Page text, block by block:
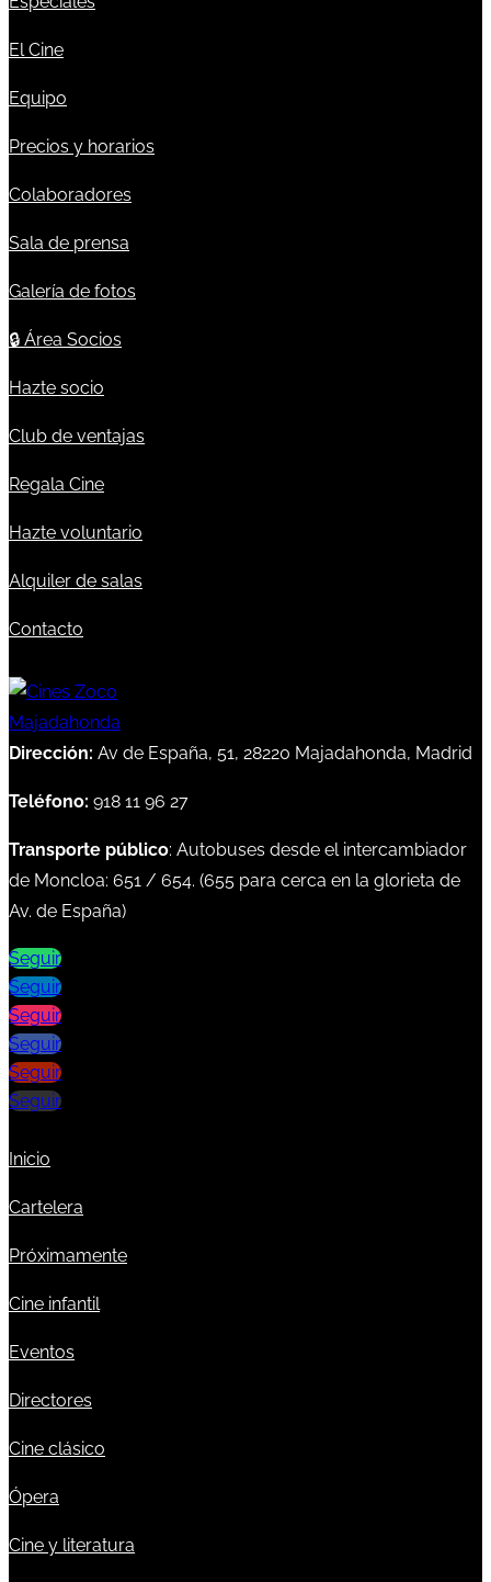
El Cine
Equipo
Precios y horarios
Colaboradores
Sala de prensa
Galería de fotos
🔒 Área Socios
Hazte socio
Club de ventajas
Regala Cine
Hazte voluntario
Alquiler de salas
Contacto
Dirección: Av de España, 51, 28220 Majadahonda, Madrid
Teléfono: 918 11 96 27
Transporte público: Autobuses desde el intercambiador
de Moncloa: 651 / 654. (655 para cerca en la glorieta de
Av. de España)
Seguir
Seguir
Seguir
Seguir
Seguir
Seguir
Inicio
Cartelera
Próximamente
Cine infantil
Eventos
Directores
Cine clásico
Ópera
Cine y literatura